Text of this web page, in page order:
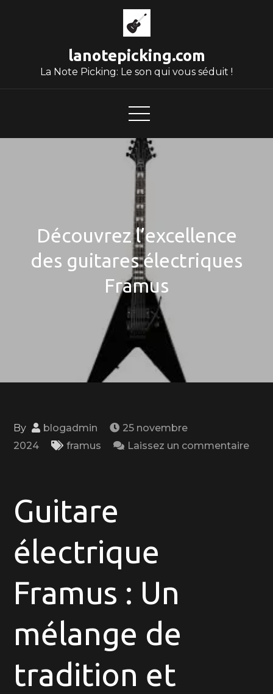
lanotepicking.com
La Note Picking: Le son qui vous séduit !
Découvrez l’excellence
des guitares électriques
Framus
By blogadmin
25 novembre
2024
framus
Laissez un commentaire
l’excellence
des
électriques
Framus
Guitare
électrique
Framus : Un
mélange de
tradition et